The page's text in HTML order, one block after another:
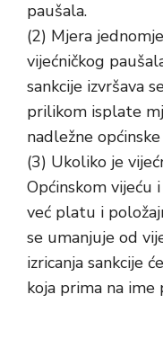
paušala.
(2) Mjera
vijećničkog
sankcije izvršava
prilikom isplate
nadležne
(3) Ukoliko je
Općinskom vijeću
već platu i
se umanjuje od
izricanja sankcije
koja prima na